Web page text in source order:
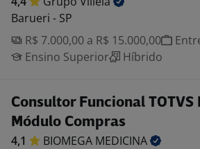
Barueri - SP
R$ 7.000,00 a R$ 15.000,00
Ensino Superior
Híbrido
Consultor Funcional
Módulo Compras
4,1 BIOMEGA MEDICINA